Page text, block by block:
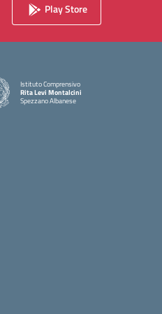
Play Store
Istituto Comprensivo
Rita Levi Montalcini
Spezzano Albanese
— Visita la pagina iniziale della scuola